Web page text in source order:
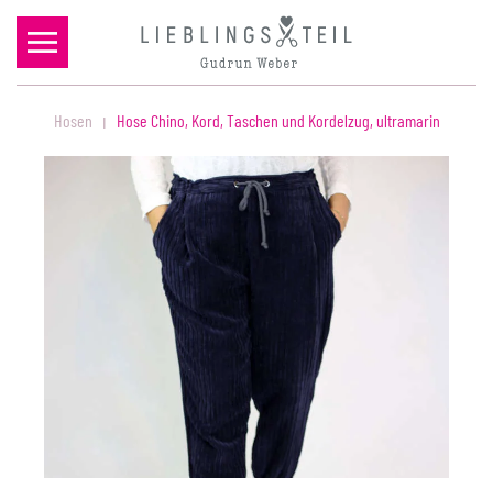
Zum Hauptinhalt springen
Hosen Hose Chino, Kord, Taschen und Kordelzug, ultramarin